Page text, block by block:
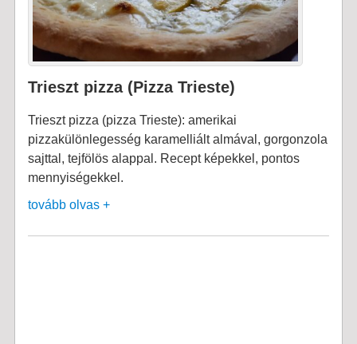
Trieszt pizza (Pizza Trieste)
Trieszt pizza (pizza Trieste): amerikai
pizzakülönlegesség karamelliált almával, gorgonzola
sajttal, tejfölös alappal. Recept képekkel, pontos
mennyiségekkel.
tovább olvas +